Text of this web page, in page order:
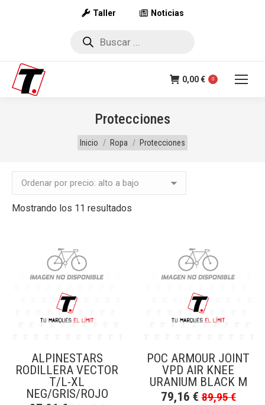
Taller Noticias
Búsqueda
0,00€ 0
Protecciones
Estás aquí:
Inicio Ropa Protecciones
Mostrando los 11 resultados
ALPINESTARS
RODILLERA VECTOR
T/L-XL
NEG/GRIS/ROJO
POC ARMOUR JOINT
VPD AIR KNEE
URANIUM BLACK M
79,16 € 89,95€